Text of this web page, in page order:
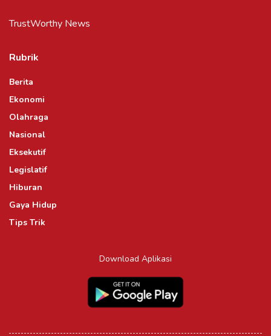
TrustWorthy News
Rubrik
Berita
Ekonomi
Olahraga
Nasional
Eksekutif
Legislatif
Hiburan
Gaya Hidup
Tips Trik
Download Aplikasi